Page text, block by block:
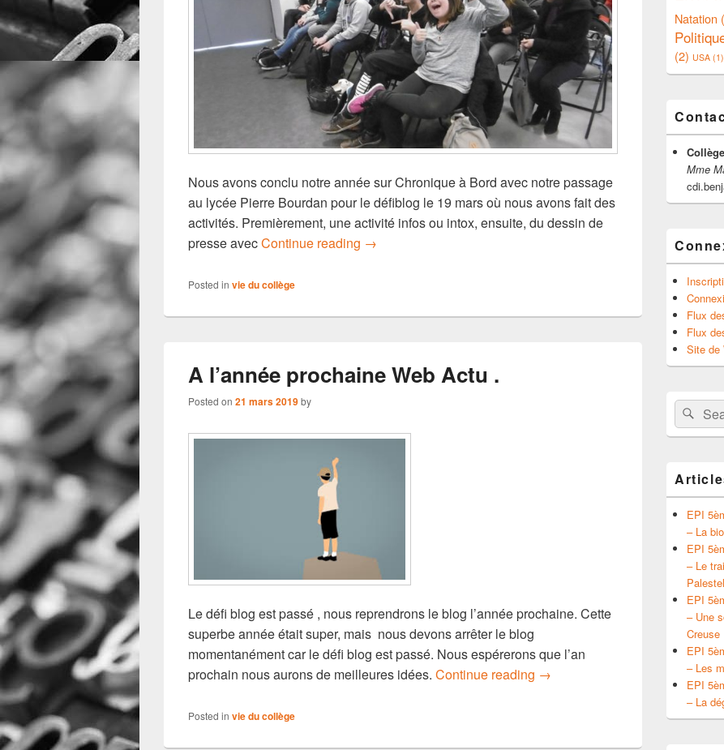
Nous avons conclu notre année sur Chronique à Bord avec notre passage
au lycée Pierre Bourdan pour le défiblog le 19 mars où nous avons fait des
activités. Premièrement, une activité infos ou intox, ensuite, du dessin de
presse avecContinue reading Au revoir
→
Posted in vie du collège
A l’année prochaine Web Actu .
Posted on 21 mars 2019by
Le défi blog est passé , nous reprendrons le blog l’année prochaine. Cette
superbe année était super, mais nous devons arrêter le blog
momentanément car le défi blog est passé. Nous espérerons que l’an
prochain nous aurons de meilleures idées. Continue reading A l’année prochaine Web Actu .
→
Posted in vie du collège
Natation
(2) USA (1)
Mme
Flux
Flux
Site de
Search
for:
EPI
– La
EPI
– Le
Palestel
EPI
– Une
Creuse
EPI
– Les
EPI
– La